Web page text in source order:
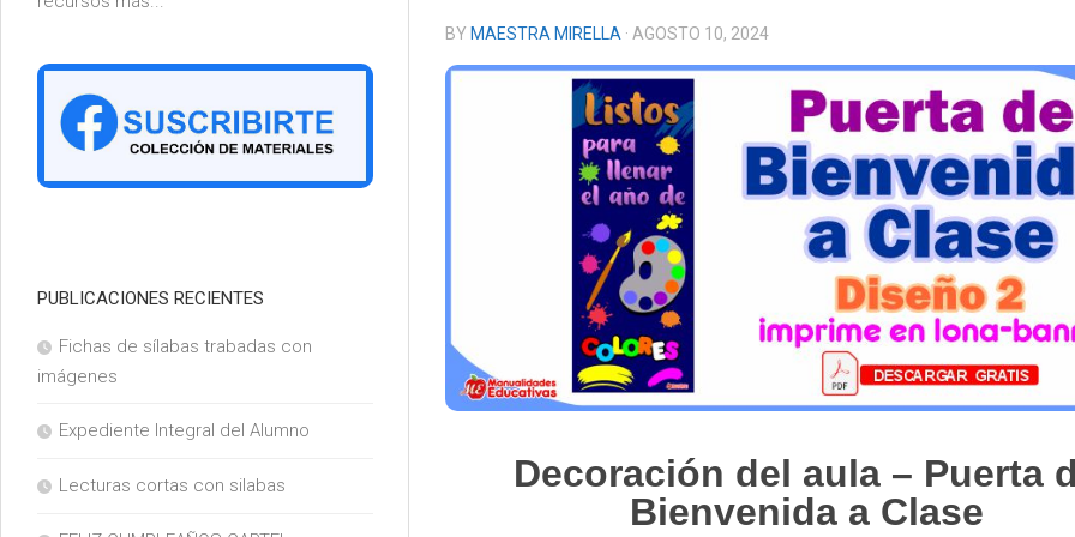
BY MAESTRA MIRELLA · AGOSTO 10, 2024
Decoración del aula – Puerta
Bienvenida a Clase
PUBLICACIONES RECIENTES
Fichas de sílabas trabadas con
imágenes
Expediente Integral del Alumno
Lecturas cortas con silabas